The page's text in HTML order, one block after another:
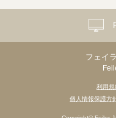
フェイ
利用規
個人情報保護方